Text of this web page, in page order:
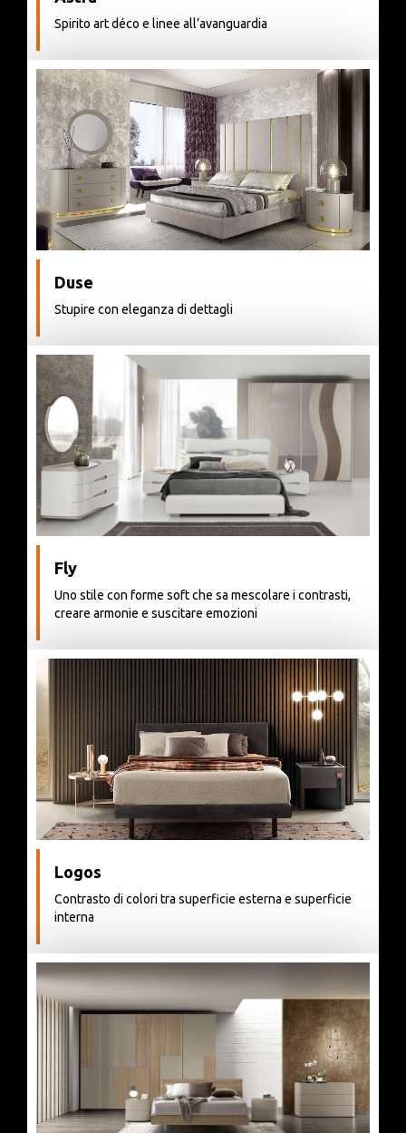
Spirito art déco e linee all’avanguardia
Duse
Stupire con eleganza di dettagli
Fly
Uno stile con forme soft che sa mescolare i contrasti,
creare armonie e suscitare emozioni
Logos
Contrasto di colori tra superficie esterna e superficie
interna